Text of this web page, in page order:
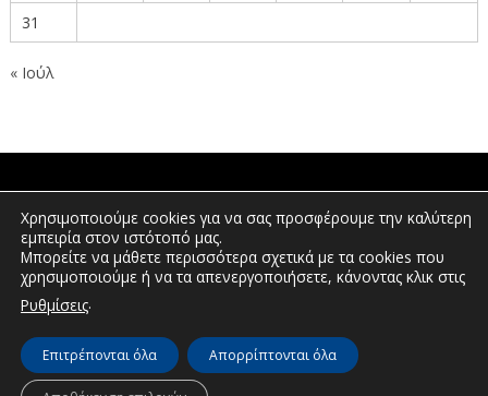
31
« Ιούλ
ΠΟΛΙΤΕΣ
ΕΠΕΝΔΥΤΕΣ
© Διεύθυνση Διαφάνειας & Ηλεκτρονικής Διακυβέρνησης | Περιφέρεια
Δυτικής Μακεδονίας | 2026
Χρησιμοποιούμε cookies για να σας προσφέρουμε την καλύτερη
εμπειρία στον ιστότοπό μας.
Μπορείτε να μάθετε περισσότερα σχετικά με τα cookies που
χρησιμοποιούμε ή να τα απενεργοποιήσετε, κάνοντας κλικ στις
Ρυθμίσεις.
Επιτρέπονται όλα Απορρίπτονται όλα